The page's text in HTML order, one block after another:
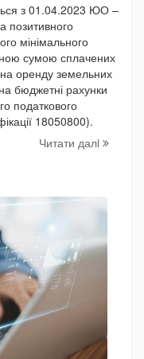
з 01.04.2023 ЮО –
позитивного
мінімального
сумою сплачених
на оренду земельних
бюджетні рахунки
податкового
18050800).
Читати далi